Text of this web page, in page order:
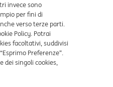
invece sono
per fini di
verso terze parti.
Policy. Potrai
facoltativi, suddivisi
Preferenze”.
dei singoli cookies,